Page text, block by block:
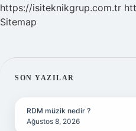
https://isiteknikgrup.com.tr
Sitemap
SIDEBAR
SON YAZILAR
RDM müzik nedir ?
Ağustos 8, 2026